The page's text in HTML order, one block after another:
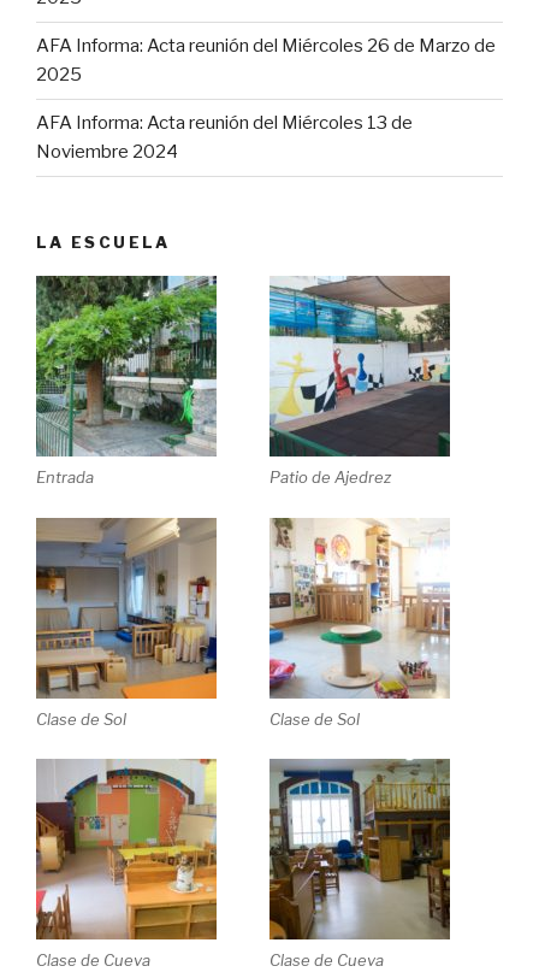
AFA Informa: Acta reunión del Miércoles 26 de Marzo de
2025
AFA Informa: Acta reunión del Miércoles 13 de
Noviembre 2024
LA ESCUELA
Entrada Patio de Ajedrez
Clase de Sol Clase de Sol
Clase de Cueva Clase de Cueva